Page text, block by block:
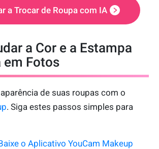
a Trocar de Roupa com IA
a Cor e a Estampa
em Fotos
de suas roupas com o
. Siga estes passos simples para
o Aplicativo YouCam Makeup